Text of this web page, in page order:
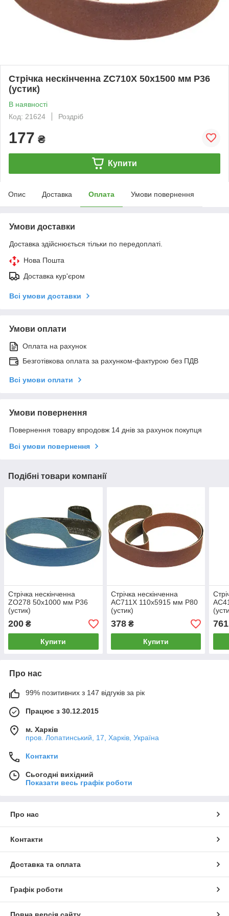
Стрічка нескінченна ZC710X 50х1500 мм Р36
(устик)
В наявності
Код: 21624
Роздріб
177 ₴
Купити
Опис Доставка Оплата Умови повернення
Умови доставки
Доставка здійснюється тільки по передоплаті.
Нова Пошта
Доставка кур'єром
Всі умови доставки
Умови оплати
Оплата на рахунок
Безготівкова оплата за рахунком-фактурою без ПДВ
Всі умови оплати
Умови повернення
Повернення товару впродовж 14 днів за рахунок покупця
Всі умови повернення
Подібні товари компанії
Стрічка нескінченна
ZO278 50х1000 мм P36
(устик)
200 ₴
Купити
Стрічка нескінченна
AC711X 110х5915 мм Р80
(устик)
378₴
Купити
761
Про нас
99% позитивних з 147 відгуків за рік
Працює з 30.12.2015
м. Харків
пров. Лопатинський, 17, Харків, Україна
Контакти
Сьогодні вихідний
Показати весь графік роботи
Про нас
Контакти
Доставка та оплата
Графік роботи